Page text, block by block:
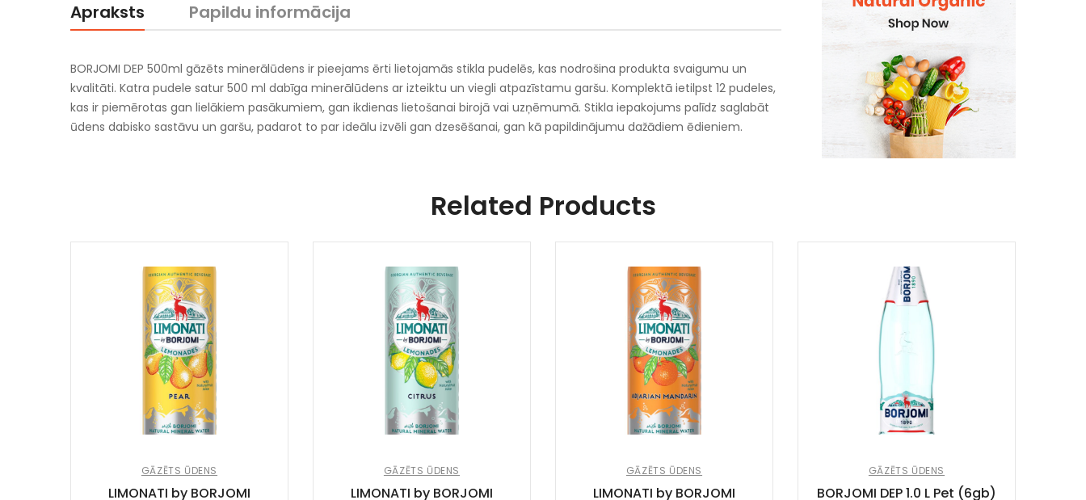
Apraksts Papildu informācija
BORJOMI DEP 500ml gāzēts minerālūdens ir pieejams ērti lietojamās stikla pudelēs, kas nodrošina produkta svaigumu un
kvalitāti. Katra pudele satur 500 ml dabīga minerālūdens ar izteiktu un viegli atpazīstamu garšu. Komplektā ietilpst 12 pudeles,
kas ir piemērotas gan lielākiem pasākumiem, gan ikdienas lietošanai birojā vai uzņēmumā. Stikla iepakojums palīdz saglabāt
ūdens dabisko sastāvu un garšu, padarot to par ideālu izvēli gan dzesēšanai, gan kā papildinājumu dažādiem ēdieniem.
Related Products
GĀZĒTS ŪDENS
LIMONATI by BORJOMI
GĀZĒTS ŪDENS
LIMONATI by BORJOMI
GĀZĒTS ŪDENS
LIMONATI by BORJOMI
GĀZĒTS ŪDENS
BORJOMI DEP 1.0 L Pet (6gb)